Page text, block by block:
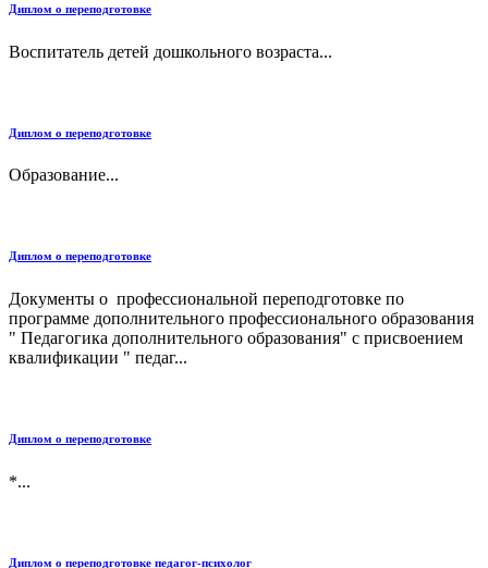
Диплом о переподготовке
Воспитатель детей дошкольного возраста...
Диплом о переподготовке
Образование...
Диплом о переподготовке
Документы о профессиональной переподготовке по
программе дополнительного профессионального образования
" Педагогика дополнительного образования" с присвоением
квалификации " педаг...
Диплом о переподготовке
*...
Диплом о переподготовке педагог-психолог